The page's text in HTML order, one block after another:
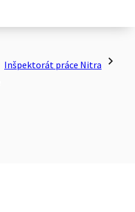
Inšpektorát práce Nitra chevron_right